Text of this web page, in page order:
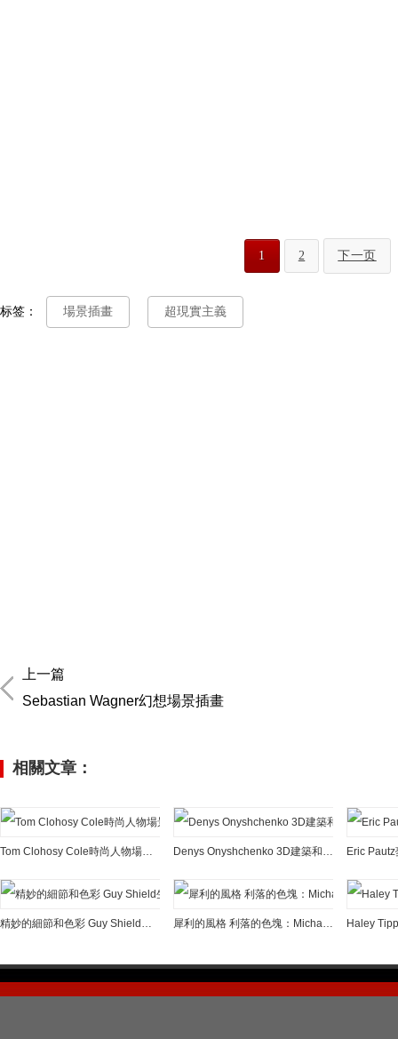
1 2 下一页
标签： 場景插畫 超現實主義
上一篇
Sebastian Wagner幻想場景插畫
相關文章：
Tom Clohosy Cole時尚人物場景插畫作品 Denys Onyshchenko 3D建築和場景插畫作品 Eric
精妙的細節和色彩 Guy Shield生活場景插畫 犀利的風格 利落的色塊：Michał Sawtyruk場景插畫作品